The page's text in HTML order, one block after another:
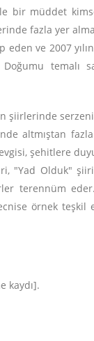
bir müddet
fazla yer
eden ve 2007
temalı
şiirlerinde
altmıştan
şehitlere
"Yad Olduk"
terennüm
örnek teşkil
kaydı].